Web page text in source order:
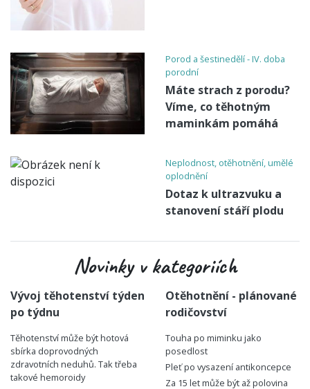
Porod a šestinedělí - IV. doba
porodní
Máte strach z porodu?
Víme, co těhotným
maminkám pomáhá
Neplodnost, otěhotnění, umělé
oplodnění
Dotaz k ultrazvuku a
stanovení stáří plodu
Novinky v kategoriích
Vývoj těhotenství týden
po týdnu
Těhotenství může být hotová
sbírka doprovodných
zdravotních neduhů. Tak třeba
takové hemoroidy
Otěhotnění - plánované
rodičovství
Touha po miminku jako
posedlost
Pleť po vysazení antikoncepce
Za 15 let může být až polovina